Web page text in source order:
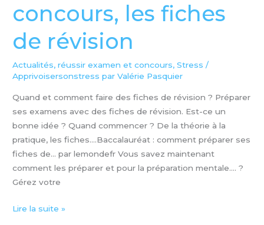
concours, les fiches
de révision
Actualités,réussir examen et concours,Stress /
Apprivoisersonstress par Valérie Pasquier
Quand et comment faire des fiches de révision ? Préparer
ses examens avec des fiches de révision. Est-ce un
bonne idée ? Quand commencer ? De la théorie à la
pratique, les fiches….Baccalauréat : comment préparer ses
fiches de… par lemondefr Vous savez maintenant
comment les préparer et pour la préparation mentale…. ?
Gérez votre
les
fiches
de
révision
Lire la suite »